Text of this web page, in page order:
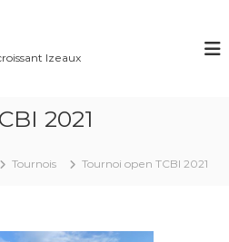
Izeaux
2021
Tournois Tournoi open TCBI 2021